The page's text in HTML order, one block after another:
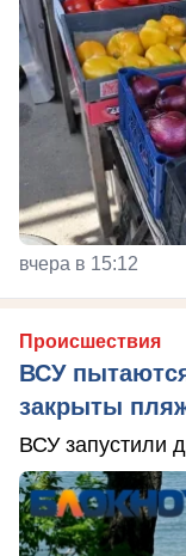
вчера в 15:12
Происшествия
ВСУ
закрыты
ВСУ запустили